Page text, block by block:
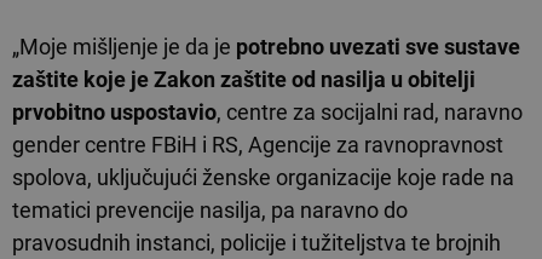
„Moje mišljenje je da je potrebno uvezati sve sustave
zaštite koje je Zakon zaštite od nasilja u obitelji
prvobitno uspostavio, centre za socijalni rad, naravno
gender centre FBiH i RS, Agencije za ravnopravnost
spolova, uključujući ženske organizacije koje rade na
tematici prevencije nasilja, pa naravno do
pravosudnih instanci, policije i tužiteljstva te brojnih